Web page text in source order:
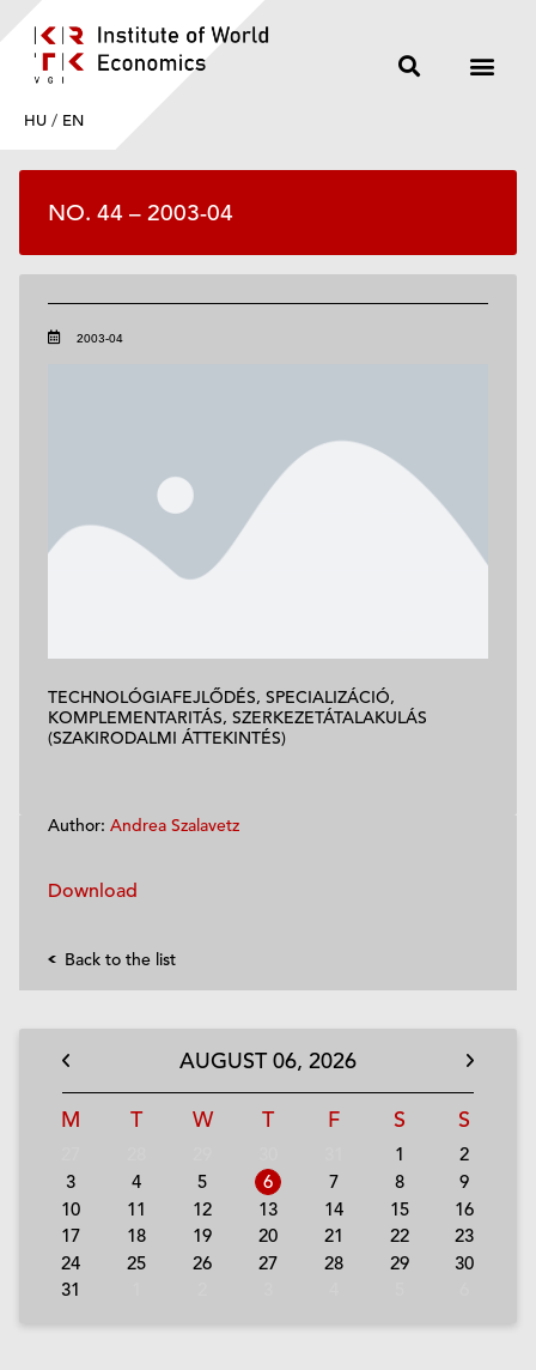
HU / EN
NO. 44 – 2003-04
2003-04
TECHNOLÓGIAFEJLŐDÉS, SPECIALIZÁCIÓ,
KOMPLEMENTARITÁS, SZERKEZETÁTALAKULÁS
(SZAKIRODALMI ÁTTEKINTÉS)
Author: Andrea Szalavetz
Download
Back to the list
AUGUST06, 2026
M T W T F S S
1
2
3
4 5 6 7 8
9
10
11 12 13 14 15
16
17
18 19 20 21 22
23
24
25 26 27 28 29
30
31